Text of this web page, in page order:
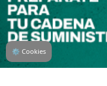
⚙ Cookies